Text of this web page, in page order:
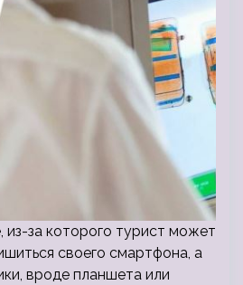
из-за которого турист может
своего смартфона, а
вроде планшета или